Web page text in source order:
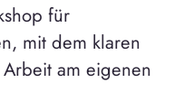
für
mit dem klaren
am eigenen